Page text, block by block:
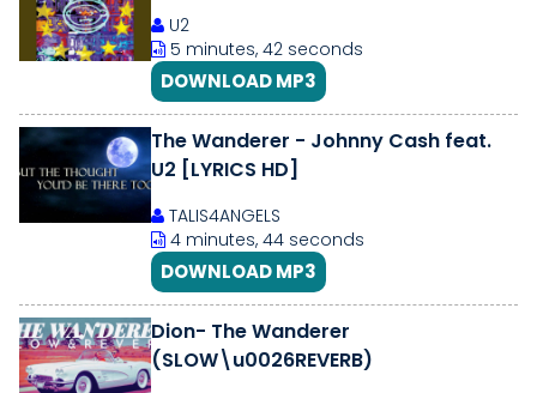
U2
5 minutes, 42 seconds
DOWNLOAD MP3
The Wanderer - Johnny Cash feat.
U2 [LYRICS HD]
TALIS4ANGELS
4 minutes, 44 seconds
DOWNLOAD MP3
Dion- The Wanderer
(SLOW\u0026REVERB)